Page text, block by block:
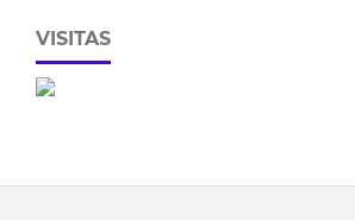
VISITAS